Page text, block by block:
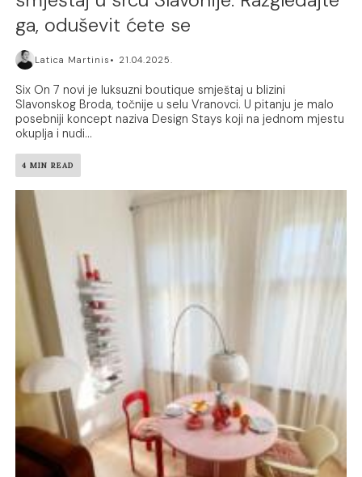
ga, oduševit ćete se
Latica Martinis 21.04.2025.
Six On 7 novi je luksuzni boutique smještaj u blizini
Slavonskog Broda, točnije u selu Vranovci. U pitanju je malo
posebniji koncept naziva Design Stays koji na jednom mjestu
okuplja i nudi...
4 MIN READ